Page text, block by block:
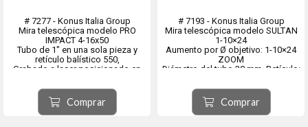
# 7277 - Konus Italia Group
Mira telescópica modelo PRO
IMPACT 4-16x50
Tubo de 1" en una sola pieza y
retículo balístico 550,
Grabado a laser posicionado en
ESPECIFICACIONES
- Tubo de 1" con Retículo balístico
550 grabado a laser
- Objetivo regulable 1/8 M.O.A.
Comprar
# 7193 - Konus Italia Group
Mira telescópica modelo SULTAN
1-10×24
Aumento por Ø objetivo: 1-10×24
ZOOM
Diámetro del tubo 30 mm. Retículo:
Campo Visual á 100MT: 36.3M a 1x
– 3.67M a 10x
Peso: 600GR - Longitud mm: 273
Eye Relief mm: 89.9 a 1x – 86.8 a
Comprar